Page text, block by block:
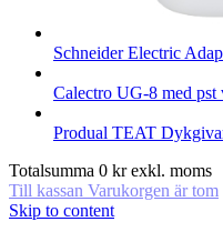
Schneider Electric
Calectro UG-8 med pst
Produal TEAT
Totalsumma 0 kr exkl. moms
Till kassan Varukorgen är tom
Skip to content